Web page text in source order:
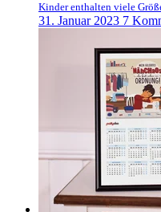
Kinder enthalten viele
31. Januar 2023 7